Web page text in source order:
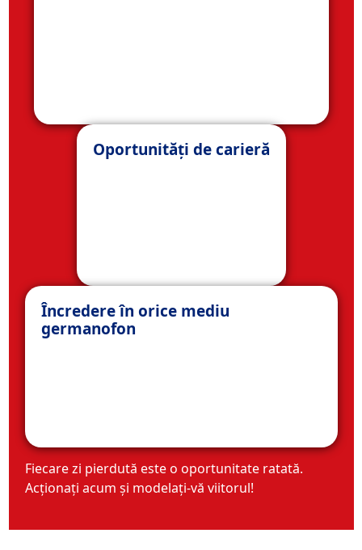
Oportunități de carieră
Încredere în orice mediu
germanofon
Fiecare zi pierdută este o oportunitate ratată.
Acționați acum și modelați-vă viitorul!